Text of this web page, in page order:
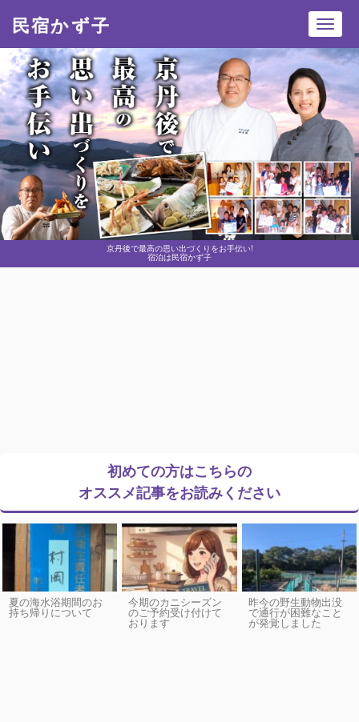
京丹後で最高の思い出づくりをお手伝い!
宿泊は民宿かず子
民宿かず子
初めての方はこちらの
オススメ記事をお読みください
夏の海水浴期間のお
持ち帰りについて
今期のカニシーズン
のご予約受け付けて
おります
昨今の野生動物出没
で通行が困難なこと
が発覚しました